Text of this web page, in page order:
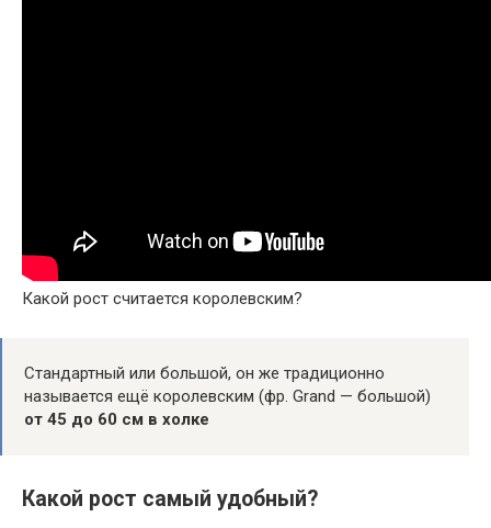
Какой рост считается королевским?
Стандартный или большой, он же традиционно
называется ещё королевским (фр. Grand — большой)
от 45 до 60 см в холке
Какой рост самый удобный?